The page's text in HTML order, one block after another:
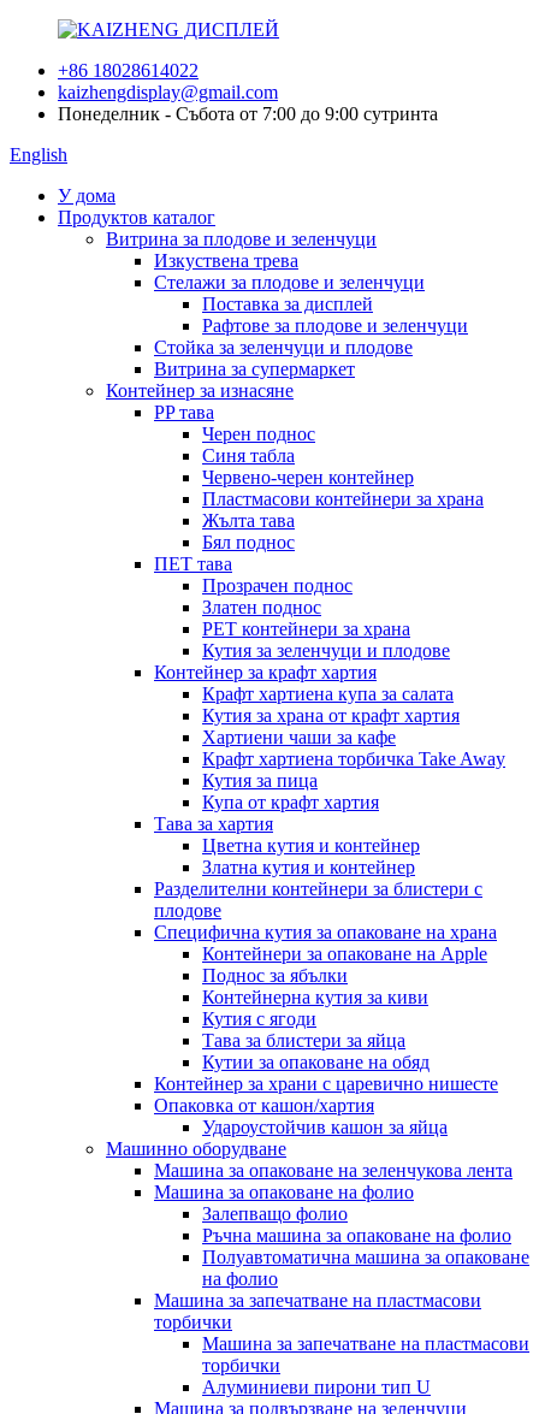
+86 18028614022
kaizhengdisplay@gmail.com
Понеделник - Събота от 7:00 до 9:00 сутринта
English
У дома
Продуктов каталог
Витрина за плодове и зеленчуци
Изкуствена трева
Стелажи за плодове и зеленчуци
Поставка за дисплей
Рафтове за плодове и зеленчуци
Стойка за зеленчуци и плодове
Витрина за супермаркет
Контейнер за изнасяне
PP тава
Черен поднос
Синя табла
Червено-черен контейнер
Пластмасови контейнери за храна
Жълта тава
Бял поднос
ПЕТ тава
Прозрачен поднос
Златен поднос
PET контейнери за храна
Кутия за зеленчуци и плодове
Контейнер за крафт хартия
Крафт хартиена купа за салата
Кутия за храна от крафт хартия
Хартиени чаши за кафе
Крафт хартиена торбичка Take Away
Кутия за пица
Купа от крафт хартия
Тава за хартия
Цветна кутия и контейнер
Златна кутия и контейнер
Разделителни контейнери за блистери с
плодове
Специфична кутия за опаковане на храна
Контейнери за опаковане на Apple
Поднос за ябълки
Контейнерна кутия за киви
Кутия с ягоди
Тава за блистери за яйца
Кутии за опаковане на обяд
Контейнер за храни с царевично нишесте
Опаковка от кашон/хартия
Удароустойчив кашон за яйца
Машинно оборудване
Машина за опаковане на зеленчукова лента
Машина за опаковане на фолио
Залепващо фолио
Ръчна машина за опаковане на фолио
Полуавтоматична машина за опаковане
на фолио
Машина за запечатване на пластмасови
торбички
Машина за запечатване на пластмасови
торбички
Алуминиеви пирони тип U
Машина за подвързване на зеленчуци